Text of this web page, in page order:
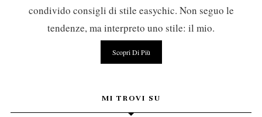
condivido consigli di stile easychic. Non seguo le
tendenze, ma interpreto uno stile: il mio.
Scopri Di Più
MI TROVI SU